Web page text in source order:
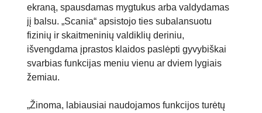
ekraną, spausdamas mygtukus arba valdydamas
jį balsu. „Scania“ apsistojo ties subalansuotu
fizinių ir skaitmeninių valdiklių deriniu,
išvengdama įprastos klaidos paslėpti gyvybiškai
svarbias funkcijas meniu vienu ar dviem lygiais
žemiau.
„Žinoma, labiausiai naudojamos funkcijos turėtų